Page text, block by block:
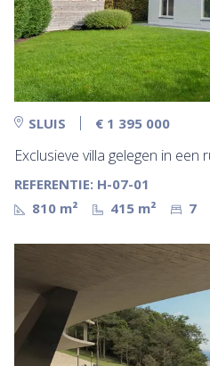
SLUIS € 1 395 000
Exclusieve villa gelegen in een
REFERENTIE: H-07-01
810 m²
415 m² 7